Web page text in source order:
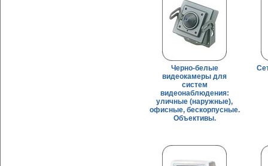
Черно-белые
видеокамеры для
систем
видеонаблюдения:
уличные (наружные),
офисные, бескорпусные.
Объективы.